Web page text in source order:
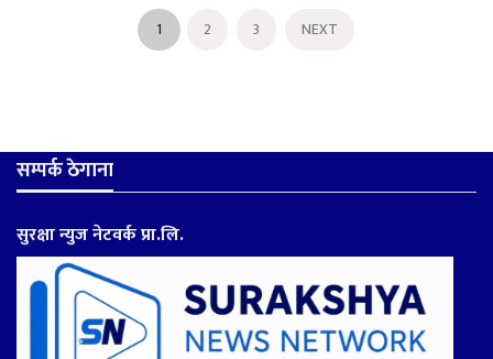
1 2 3 NEXT
सम्पर्क ठेगाना
सुरक्षा न्युज नेटवर्क प्रा.लि.